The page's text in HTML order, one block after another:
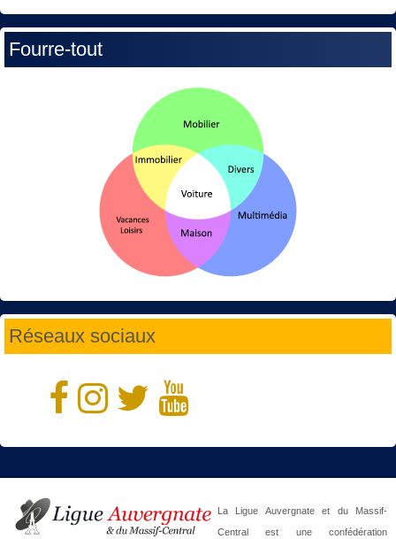
Fourre-tout
Réseaux sociaux
La Ligue Auvergnate et du Massif-
Central est une confédération